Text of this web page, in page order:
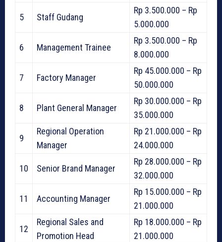
5 Staff Gudang
Rp 3.500.000 – Rp
5.000.000
6 Management Trainee
Rp 3.500.000 – Rp
8.000.000
7 Factory Manager
Rp 45.000.000 – Rp
50.000.000
8 Plant General Manager
Rp 30.000.000 – Rp
35.000.000
9
Regional Operation
Manager
Rp 21.000.000 – Rp
24.000.000
10 Senior Brand Manager
Rp 28.000.000 – Rp
32.000.000
11 Accounting Manager
Rp 15.000.000 – Rp
21.000.000
12
Regional Sales and
Promotion Head
Rp 18.000.000 – Rp
21.000.000